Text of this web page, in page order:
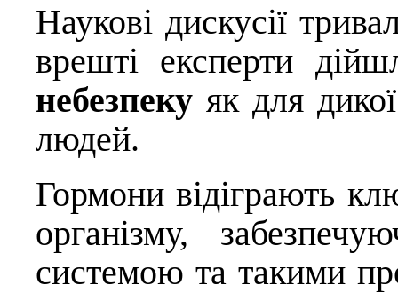
Наукові дискусії
врешті експерти
небезпеку як для
людей.
Гормони відіграють
організму,
системою та такими